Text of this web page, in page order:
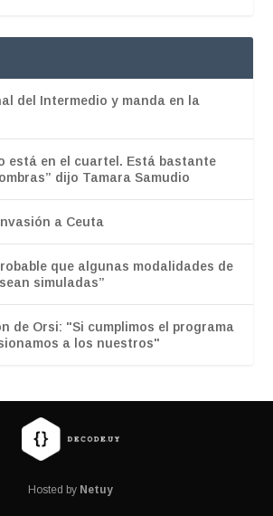
del Intermedio y manda en la
está en el cuartel. Está bastante
dijo Tamara Samudio
a Ceuta
que algunas modalidades de
simuladas”
de Orsi: "Si cumplimos el programa
a los nuestros"
Hosted by Netuy